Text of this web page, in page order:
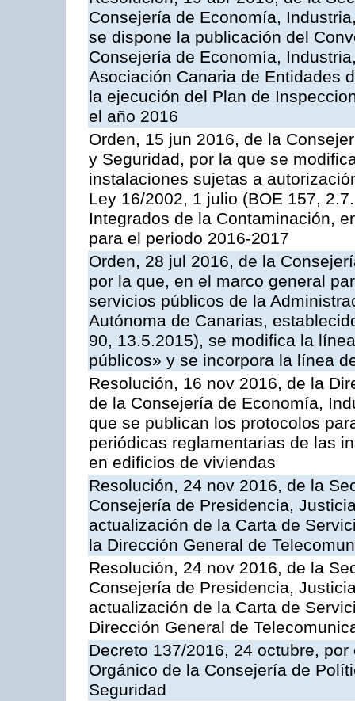
Consejería de Economía,
se dispone la publicación del
Consejería de Economía,
Asociación Canaria de Entidades
la ejecución del Plan de
el año 2016
Orden, 15 jun 2016, de la
y Seguridad, por la que se
instalaciones sujetas a
Ley 16/2002, 1 julio (BOE 157,
Integrados de la Contaminación,
para el periodo 2016-2017
Orden, 28 jul 2016, de la
por la que, en el marco general
servicios públicos de la
Autónoma de Canarias,
90, 13.5.2015), se modifica la
públicos» y se incorpora la línea
Resolución, 16 nov 2016, de la
de la Consejería de Economía,
que se publican los protocolos
periódicas reglamentarias de las
en edificios de viviendas
Resolución, 24 nov 2016, de la
Consejería de Presidencia,
actualización de la Carta de
la Dirección General de
Resolución, 24 nov 2016, de la
Consejería de Presidencia,
actualización de la Carta de
Dirección General de
Decreto 137/2016, 24 octubre,
Orgánico de la Consejería de
Seguridad